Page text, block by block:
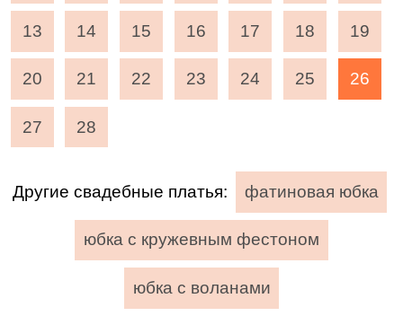
13 14 15 16 17 18 19
20 21 22 23 24 25 26
27 28
Другие свадебные платья: фатиновая юбка
юбка с кружевным фестоном
юбка с воланами